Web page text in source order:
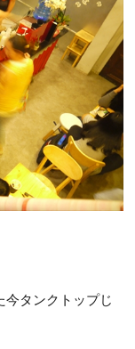
タンクトップじ